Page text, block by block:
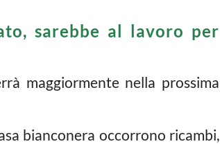
sarebbe al lavoro per
maggiormente nella prossima
bianconera occorrono ricambi,